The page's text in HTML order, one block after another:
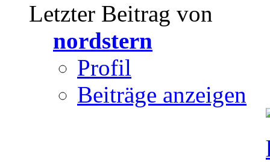
Letzter Beitrag von
nordstern
Profil
Beiträge anzeigen